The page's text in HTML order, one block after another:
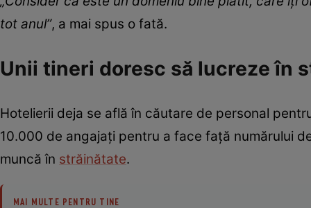
tot anul”, a mai spus o fată.
Unii tineri doresc să lucreze în
Hotelierii deja se află în căutare de personal
10.000 de angajați pentru a face față numărului
muncă în străinătate.
MAI MULTE PENTRU TINE